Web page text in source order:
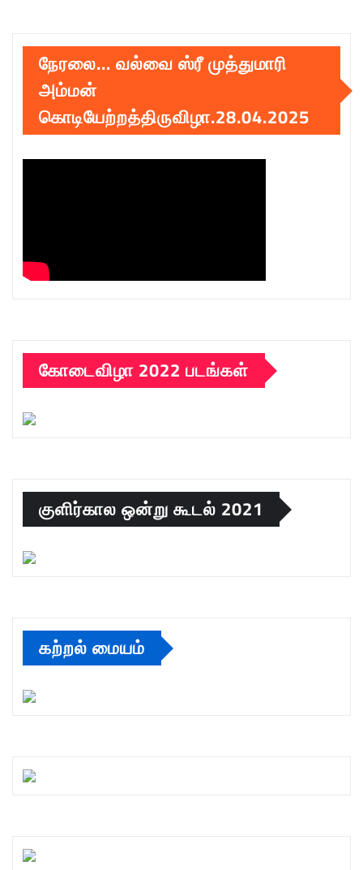
நேரலை… வல்வை ஸ்ரீ முத்துமாரி
அம்மன்
கொடியேற்றத்திருவிழா.28.04.2025
கோடைவிழா 2022 படங்கள்
குளிர்கால ஒன்று கூடல் 2021
கற்றல் மையம்